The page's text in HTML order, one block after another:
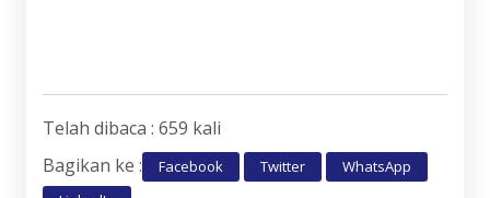
Telah dibaca : 659 kali
Bagikan ke :
Facebook Twitter
WhatsApp